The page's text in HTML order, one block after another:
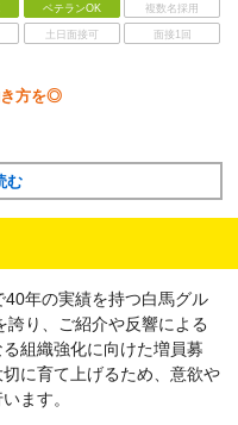
ベテランOK 複数名採用
土日面接可 面接1回
き方を◎
む
年の実績を持つ白馬グル
り、ご紹介や反響による
組織強化に向けた増員募
に育て上げるため、意欲や
ます。